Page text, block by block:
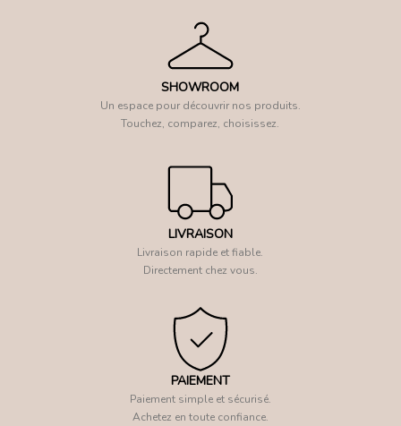
SHOWROOM
Un espace pour découvrir nos produits.
Touchez, comparez, choisissez.
LIVRAISON
Livraison rapide et fiable.
Directement chez vous.
PAIEMENT
Paiement simple et sécurisé.
Achetez en toute confiance.